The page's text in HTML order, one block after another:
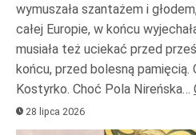
wymuszała szantażem i
całej Europie, w końcu
musiała też uciekać przed
końcu, przed bolesną pamięcią.
Kostyrko. Choć Pola Nireńska…
28 lipca 2026